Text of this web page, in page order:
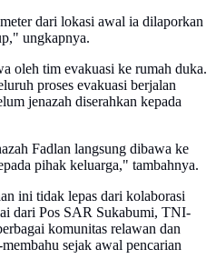
dari lokasi awal ia dilaporkan
ungkapnya.
oleh tim evakuasi ke rumah duka.
proses evakuasi berjalan
jenazah diserahkan kepada
Fadlan langsung dibawa ke
pihak keluarga," tambahnya.
ini tidak lepas dari kolaborasi
dari Pos SAR Sukabumi, TNI-
komunitas relawan dan
sejak awal pencarian